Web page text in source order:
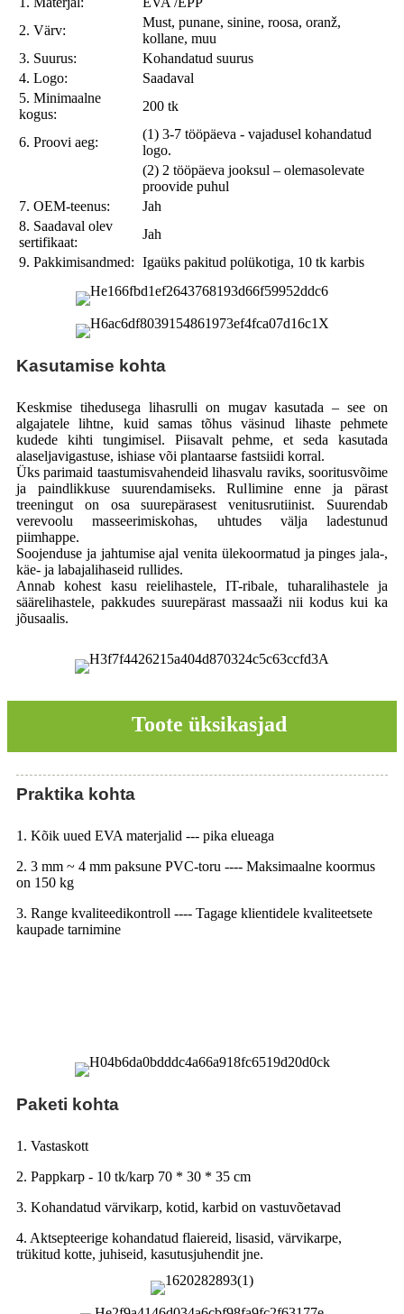
2. Värv:
Must, punane, sinine, roosa, oranž,
kollane, muu
3. Suurus:
Kohandatud suurus
4. Logo:
Saadaval
5. Minimaalne
kogus:
200 tk
6. Proovi aeg:
(1) 3-7 tööpäeva - vajadusel kohandatud
logo.
(2) 2 tööpäeva jooksul – olemasolevate
proovide puhul
7. OEM-teenus:
Jah
8. Saadaval olev
sertifikaat:
Jah
9. Pakkimisandmed: Igaüks pakitud polükotiga, 10 tk karbis
Kasutamise kohta
Keskmise tihedusega lihasrulli on mugav kasutada – see on
algajatele lihtne, kuid samas tõhus väsinud lihaste pehmete
kudede kihti tungimisel. Piisavalt pehme, et seda kasutada
alaseljavigastuse, ishiase või plantaarse fastsiidi korral.
Üks parimaid taastumisvahendeid lihasvalu raviks, sooritusvõime
ja paindlikkuse suurendamiseks. Rullimine enne ja pärast
treeningut on osa suurepärasest venitusrutiinist. Suurendab
verevoolu masseerimiskohas, uhtudes välja ladestunud
piimhappe.
Soojenduse ja jahtumise ajal venita ülekoormatud ja pinges jala-,
käe- ja labajalihaseid rullides.
Annab kohest kasu reielihastele, IT-ribale, tuharalihastele ja
säärelihastele, pakkudes suurepärast massaaži nii kodus kui ka
jõusaalis.
Toote üksikasjad
Praktika kohta
1. Kõik uued EVA materjalid --- pika elueaga
2. 3 mm ~ 4 mm paksune PVC-toru ---- Maksimaalne koormus
on 150 kg
3. Range kvaliteedikontroll ---- Tagage klientidele kvaliteetsete
kaupade tarnimine
Paketi kohta
1. Vastaskott
2. Pappkarp - 10 tk/karp 70 * 30 * 35 cm
3. Kohandatud värvikarp, kotid, karbid on vastuvõetavad
4. Aktsepteerige kohandatud flaiereid, lisasid, värvikarpe,
trükitud kotte, juhiseid, kasutusjuhendit jne.